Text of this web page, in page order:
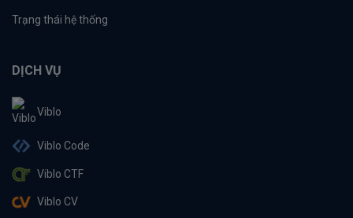
Trạng thái hệ thống
DỊCH VỤ
Viblo
Viblo Code
Viblo CTF
Viblo CV